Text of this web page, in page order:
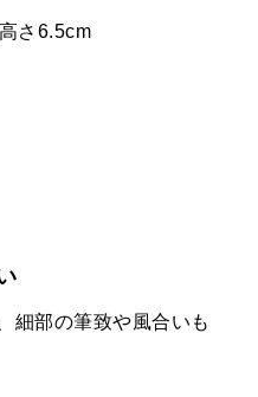
さ6.5cm
細部の筆致や風合いも